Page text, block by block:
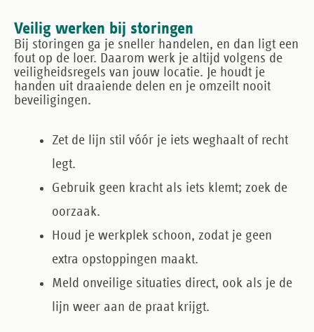
Veilig werken bij storingen
Bij storingen ga je sneller handelen, en dan ligt een
fout op de loer. Daarom werk je altijd volgens de
veiligheidsregels van jouw locatie. Je houdt je
handen uit draaiende delen en je omzeilt nooit
beveiligingen.
Zet de lijn stil vóór je iets weghaalt of recht
legt.
Gebruik geen kracht als iets klemt; zoek de
oorzaak.
Houd je werkplek schoon, zodat je geen
extra opstoppingen maakt.
Meld onveilige situaties direct, ook als je de
lijn weer aan de praat krijgt.